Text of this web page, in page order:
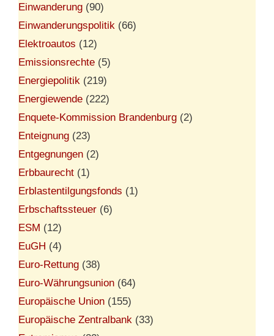
Einwanderung (90)
Einwanderungspolitik (66)
Elektroautos (12)
Emissionsrechte (5)
Energiepolitik (219)
Energiewende (222)
Enquete-Kommission Brandenburg (2)
Enteignung (23)
Entgegnungen (2)
Erbbaurecht (1)
Erblastentilgungsfonds (1)
Erbschaftssteuer (6)
ESM (12)
EuGH (4)
Euro-Rettung (38)
Euro-Währungsunion (64)
Europäische Union (155)
Europäische Zentralbank (33)